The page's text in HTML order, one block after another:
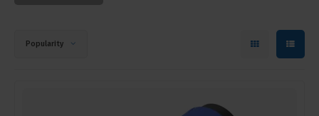
FrançaisPopularity